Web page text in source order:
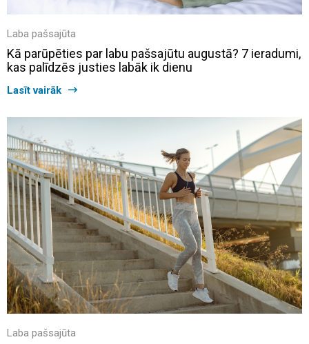
Laba pašsajūta
Kā parūpēties par labu pašsajūtu augustā? 7 ieradumi,
kas palīdzēs justies labāk ik dienu
Lasīt vairāk
Laba pašsajūta